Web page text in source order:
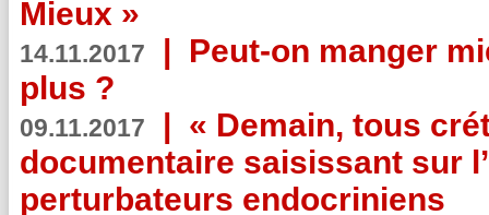
Mieux »
14.11.2017 | Peut-on manger
plus ?
09.11.2017 | « Demain, tous
documentaire saisissant sur
perturbateurs endocriniens